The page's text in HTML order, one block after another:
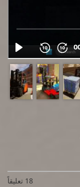
18 تعليقاً